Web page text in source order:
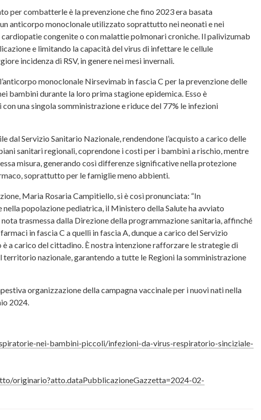
per combatterle è la prevenzione che fino 2023 era basata
anticorpo monoclonale utilizzato soprattutto nei neonati e nei
congenite o con malattie polmonari croniche. Il palivizumab
e limitando la capacità del virus di infettare le cellule
incidenza di RSV, in genere nei mesi invernali.
monoclonale Nirsevimab in fascia C per la prevenzione delle
bambini durante la loro prima stagione epidemica. Esso è
una singola somministrazione e riduce del 77% le infezioni
Servizio Sanitario Nazionale, rendendone l’acquisto a carico delle
sanitari regionali, coprendone i costi per i bambini a rischio, mentre
misura, generando così differenze significative nella protezione
soprattutto per le famiglie meno abbienti.
Maria Rosaria Campitiello, si è così pronunciata: “In
popolazione pediatrica, il Ministero della Salute ha avviato
trasmessa dalla Direzione della programmazione sanitaria, affinché
in fascia C a quelli in fascia A, dunque a carico del Servizio
a carico del cittadino. È nostra intenzione rafforzare le strategie di
nazionale, garantendo a tutte le Regioni la somministrazione
organizzazione della campagna vaccinale per i nuovi nati nella
2024.
nei-bambini-piccoli/infezioni-da-virus-respiratorio-sinciziale-
originario?atto.dataPubblicazioneGazzetta=2024-02-